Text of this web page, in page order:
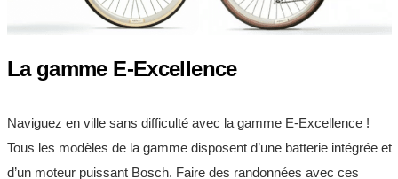
La gamme E-Excellence
Naviguez en ville sans difficulté avec la gamme E-Excellence !
Tous les modèles de la gamme disposent d’une batterie intégrée et
d’un moteur puissant Bosch. Faire des randonnées avec ces